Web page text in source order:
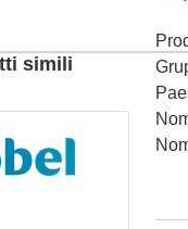
simili